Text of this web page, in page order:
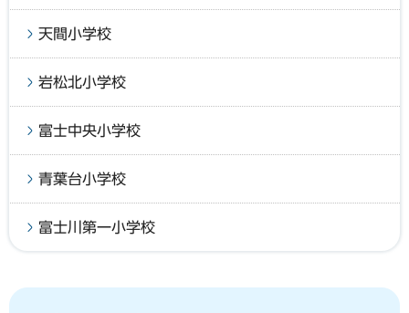
天間小学校
岩松北小学校
富士中央小学校
青葉台小学校
富士川第一小学校